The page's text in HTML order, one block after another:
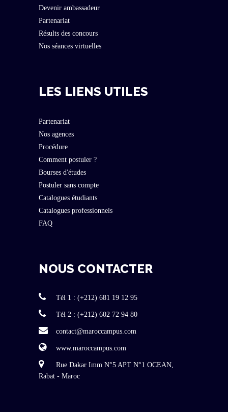
Devenir ambassadeur
Partenariat
Résults des concours
Nos séances virtuelles
LES LIENS UTILES
Partenariat
Nos agences
Procédure
Comment postuler ?
Bourses d'études
Postuler sans compte
Catalogues étudiants
Catalogues professionnels
FAQ
NOUS CONTACTER
Tél 1 : (+212) 681 19 12 95
Tél 2 : (+212) 602 72 94 80
contact@maroccampus.com
www.maroccampus.com
Rue Dakar Imm N°5 APT N°1 OCEAN,
Rabat - Maroc